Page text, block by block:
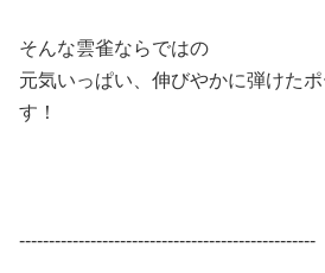
そんな雲雀ならではの
元気いっぱい、伸びやかに弾けた
す！
--------------------------------------------------